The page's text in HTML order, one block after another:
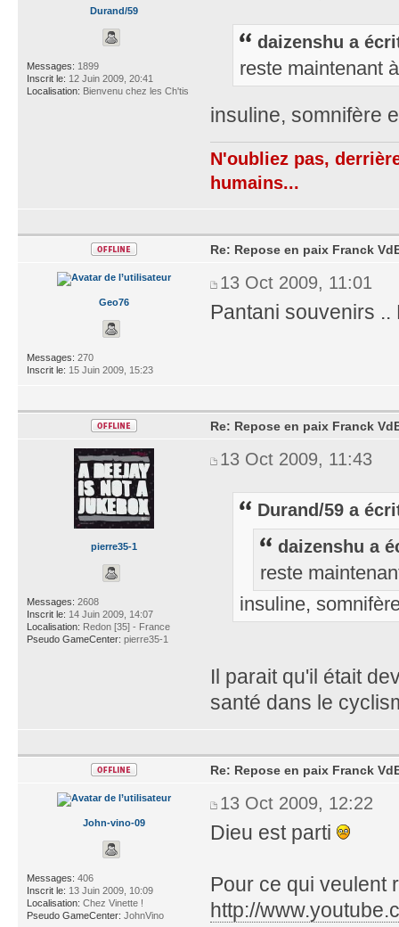
Durand/59
Messages: 1899
Inscrit le: 12 Juin 2009, 20:41
Localisation: Bienvenu chez les Ch'tis
daizenshu a
reste maintenant
insuline, somnifère
N'oubliez pas,
humains...
Geo76
Messages: 270
Inscrit le: 15 Juin 2009, 15:23
Re: Repose en paix Franck
13 Oct 2009, 11:01
Pantani souvenirs
pierre35-1
Messages: 2608
Inscrit le: 14 Juin 2009, 14:07
Localisation: Redon [35] - France
Pseudo GameCenter: pierre35-1
Re: Repose en paix Franck
13 Oct 2009, 11:43
Durand/59 a
daizenshu a
reste
insuline,
Il parait qu'il était
santé dans le
John-vino-09
Messages: 406
Inscrit le: 13 Juin 2009, 10:09
Localisation: Chez Vinette !
Pseudo GameCenter: JohnVino
Re: Repose en paix Franck
13 Oct 2009, 12:22
Dieu est parti
Pour ce qui veulent
http://